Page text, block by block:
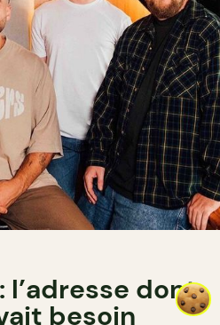
l’adresse dont
besoin